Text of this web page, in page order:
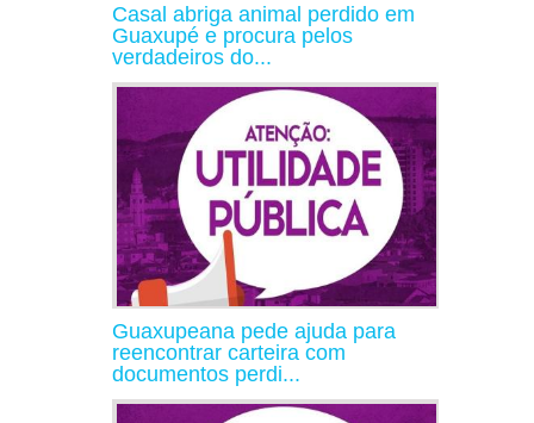
Casal abriga animal perdido em
Guaxupé e procura pelos
verdadeiros do...
Guaxupeana pede ajuda para
reencontrar carteira com
documentos perdi...